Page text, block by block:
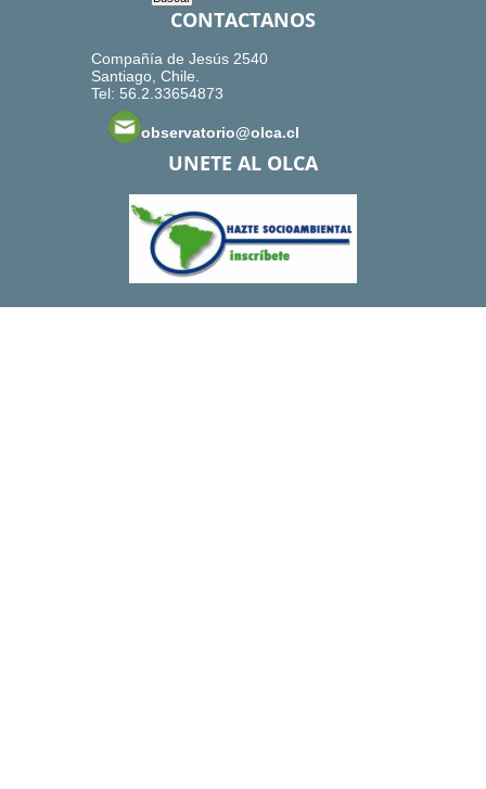
CONTACTANOS
Compañía de Jesús 2540
Santiago, Chile.
Tel: 56.2.33654873
observatorio@olca.cl
UNETE AL OLCA